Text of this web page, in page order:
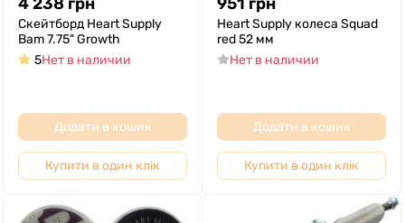
Скейтборд Heart Supply
Bam 7.75" Growth
5Нет в наличии
Додати в кошик
Купити в один клік
Heart Supply колеса Squad
red 52 мм
Нет в наличии
Додати в кошик
Купити в один клік